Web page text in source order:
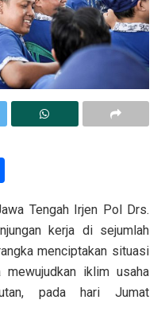
ar
e
Tengah Irjen Pol Drs.
kerja di sejumlah
menciptakan situasi
iklim usaha
pada hari Jumat